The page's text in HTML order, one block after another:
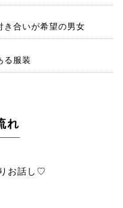
き合いが希望の男女
る服装
れ
お話し♡